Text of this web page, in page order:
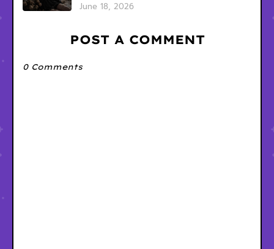
June 18, 2026
POST A COMMENT
0 Comments